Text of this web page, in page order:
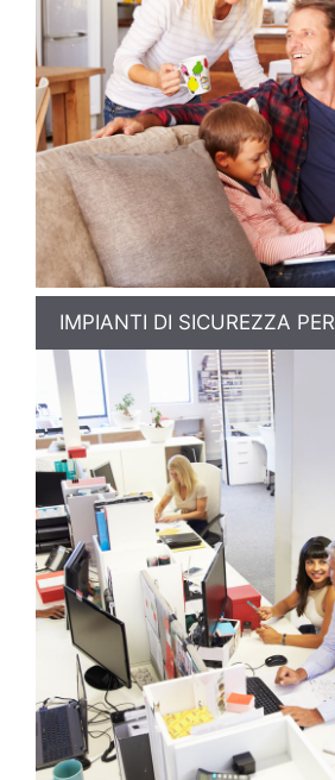
IMPIANTI DI SICUREZZA PER